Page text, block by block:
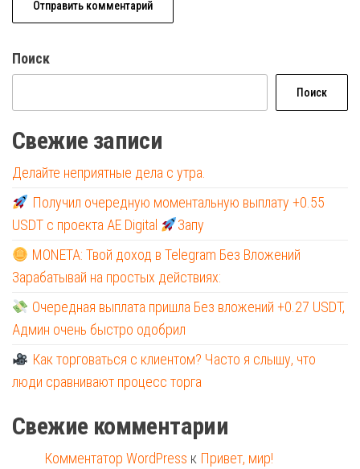
Поиск
Поиск
Свежие записи
Делайте неприятные дела с утра.
Получил очередную моментальную выплату +0.55
USDT с проекта AE Digital
Запу
MONETA: Твой доход в Telegram Без Вложений
Зарабатывай на простых действиях:
Очередная выплата пришла Без вложений +0.27 USDT,
Админ очень быстро одобрил
Как торговаться с клиентом? Часто я слышу, что
люди сравнивают процесс торга
Свежие комментарии
Комментатор WordPress к Привет, мир!